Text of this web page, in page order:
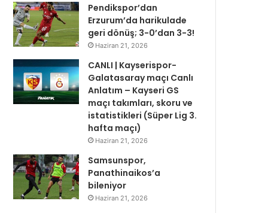
Pendikspor’dan
Erzurum’da harikulade
geri dönüş; 3-0’dan 3-3!
Haziran 21, 2026
CANLI | Kayserispor-
Galatasaray maçı Canlı
Anlatım – Kayseri GS
maçı takımları, skoru ve
istatistikleri (Süper Lig 3.
hafta maçı)
Haziran 21, 2026
Samsunspor,
Panathinaikos’a
bileniyor
Haziran 21, 2026